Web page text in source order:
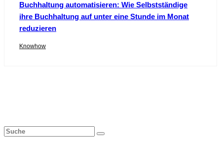
Buchhaltung automatisieren: Wie Selbstständige
ihre Buchhaltung auf unter eine Stunde im Monat
reduzieren
Knowhow